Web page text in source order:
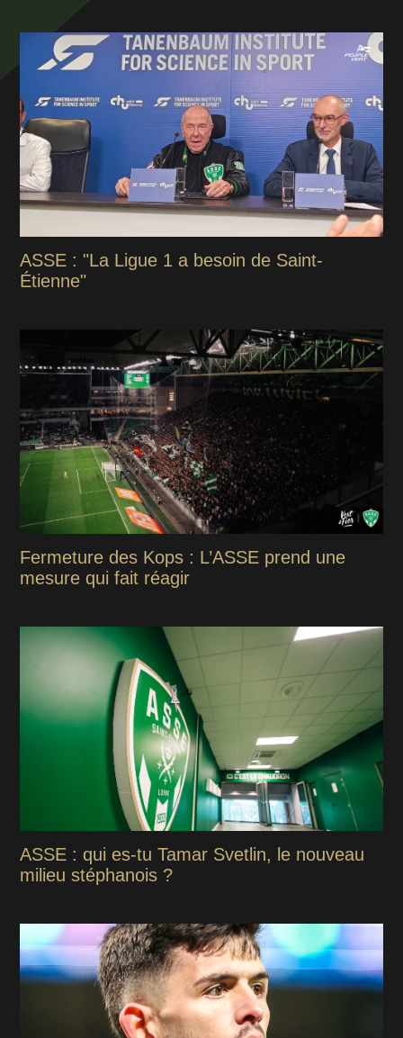
ASSE : "La Ligue 1 a besoin de Saint-
Étienne"
Fermeture des Kops : L’ASSE prend une
mesure qui fait réagir
ASSE : qui es-tu Tamar Svetlin, le nouveau
milieu stéphanois ?